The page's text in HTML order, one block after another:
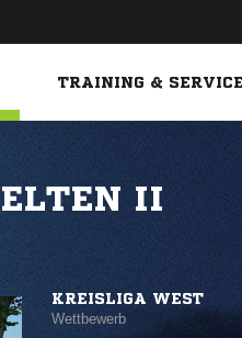
TRAINING & SERVICE
II
KREISLIGA WEST
Wettbewerb